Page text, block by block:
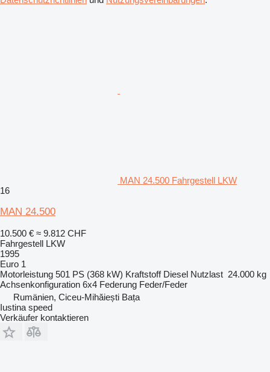
MAN 24.500 Fahrgestell LKW
16
MAN 24.500
10.500 € ≈ 9.812 CHF
Fahrgestell LKW
1995
Euro 1
Motorleistung 501 PS (368 kW) Kraftstoff Diesel Nutzlast 24.000 kg
Achsenkonfiguration 6x4 Federung Feder/Feder
Rumänien, Ciceu-Mihăiești Bața
Iustina speed
Verkäufer kontaktieren